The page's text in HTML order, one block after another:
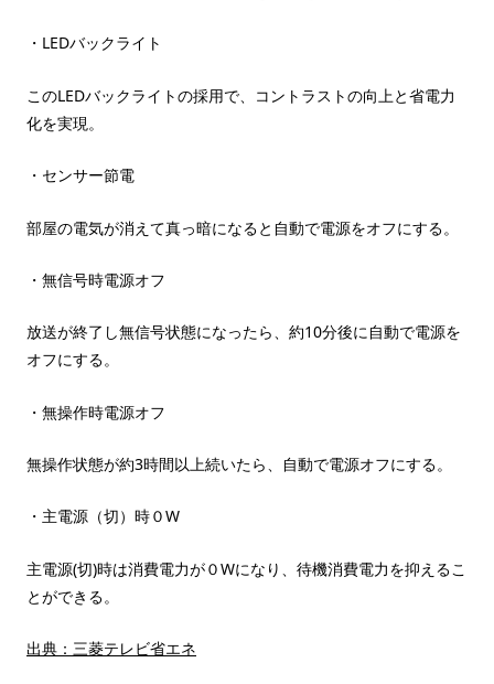
・LEDバックライト
このLEDバックライトの採用で、コントラストの向上と省電力
化を実現。
・センサー節電
部屋の電気が消えて真っ暗になると自動で電源をオフにする。
・無信号時電源オフ
放送が終了し無信号状態になったら、約10分後に自動で電源を
オフにする。
・無操作時電源オフ
無操作状態が約3時間以上続いたら、自動で電源オフにする。
・主電源（切）時０W
主電源(切)時は消費電力が０Wになり、待機消費電力を抑えるこ
とができる。
出典：三菱テレビ省エネ